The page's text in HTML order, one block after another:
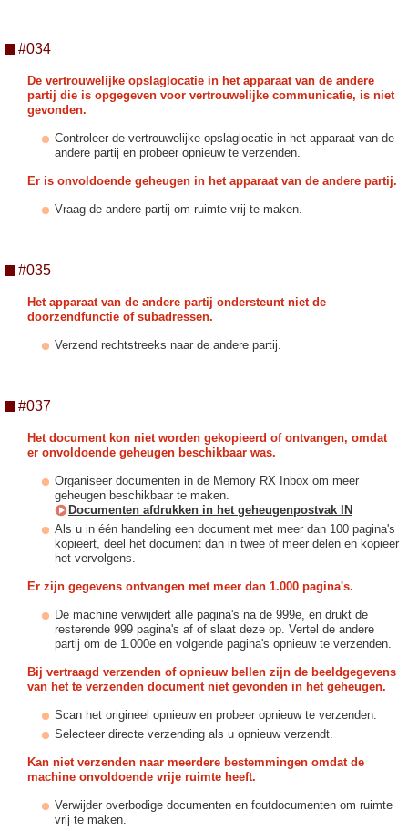
#034
De vertrouwelijke opslaglocatie in het apparaat van de andere
partij die is opgegeven voor vertrouwelijke communicatie, is niet
gevonden.
Controleer de vertrouwelijke opslaglocatie in het apparaat van de
andere partij en probeer opnieuw te verzenden.
Er is onvoldoende geheugen in het apparaat van de andere partij.
Vraag de andere partij om ruimte vrij te maken.
#035
Het apparaat van de andere partij ondersteunt niet de
doorzendfunctie of subadressen.
Verzend rechtstreeks naar de andere partij.
#037
Het document kon niet worden gekopieerd of ontvangen, omdat
er onvoldoende geheugen beschikbaar was.
Organiseer documenten in de Memory RX Inbox om meer
geheugen beschikbaar te maken.
Documenten afdrukken in het geheugenpostvak IN
Als u in één handeling een document met meer dan 100 pagina's
kopieert, deel het document dan in twee of meer delen en kopieer
het vervolgens.
Er zijn gegevens ontvangen met meer dan 1.000 pagina's.
De machine verwijdert alle pagina's na de 999e, en drukt de
resterende 999 pagina's af of slaat deze op. Vertel de andere
partij om de 1.000e en volgende pagina's opnieuw te verzenden.
Bij vertraagd verzenden of opnieuw bellen zijn de beeldgegevens
van het te verzenden document niet gevonden in het geheugen.
Scan het origineel opnieuw en probeer opnieuw te verzenden.
Selecteer directe verzending als u opnieuw verzendt.
Kan niet verzenden naar meerdere bestemmingen omdat de
machine onvoldoende vrije ruimte heeft.
Verwijder overbodige documenten en foutdocumenten om ruimte
vrij te maken.